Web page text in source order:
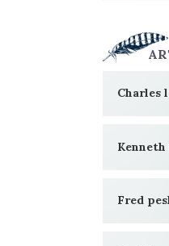
Charles
Kenneth
Fred